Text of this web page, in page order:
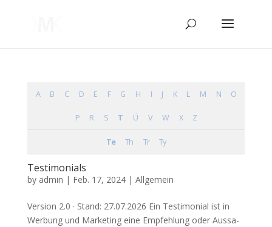
A B C D E F G H I J K L M N O
P R S T Ü V W X Z
Te Th Tr Ty
Testimonials
by admin | Feb. 17, 2024| Allgemein
Ver­si­on 2.0 · Stand: 27.07.2026 Ein Testi­mo­ni­al ist in
Wer­bung und Mar­ke­ting eine Emp­feh­lung oder Aus­sa­